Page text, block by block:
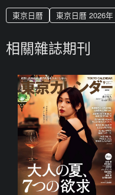
東京日曆 東京日曆 2026年
相關雜誌期刊